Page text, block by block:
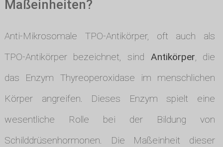
Maßeinheiten?
Anti-Mikrosomale TPO-Antikörper, oft auch als
TPO-Antikörper bezeichnet, sind Antikörper, die
das Enzym Thyreoperoxidase im menschlichen
Körper angreifen. Dieses Enzym spielt eine
wesentliche Rolle bei der Bildung von
Schilddrüsenhormonen. Die Maßeinheit dieser